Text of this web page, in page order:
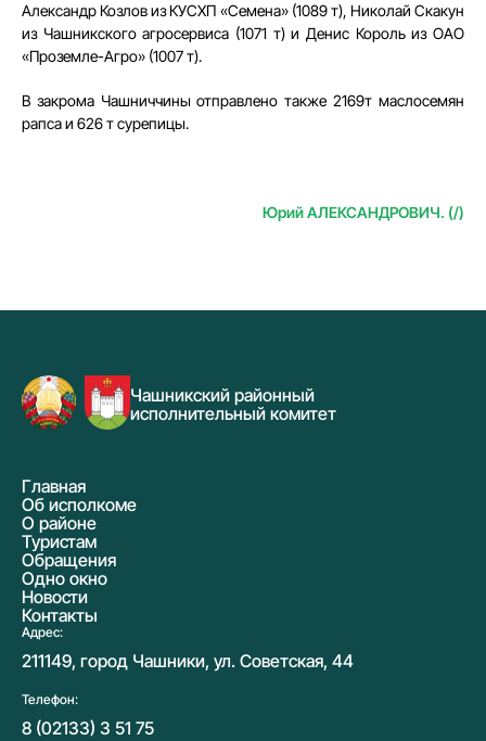
Александр Козлов из КУСХП «Семена» (1089 т), Николай Скакун
из Чашникского агросервиса (1071 т) и Денис Король из ОАО
«Проземле-Агро» (1007 т).
В закрома Чашниччины отправлено также 2169т маслосемян
рапса и 626 т сурепицы.
Юрий АЛЕКСАНДРОВИЧ. (/)
Чашникский районный
исполнительный комитет
Главная
Об исполкоме
О районе
Туристам
Обращения
Одно окно
Новости
Контакты
Адрес:
211149, город Чашники, ул. Советская, 44
Телефон:
8 (02133) 3 51 75